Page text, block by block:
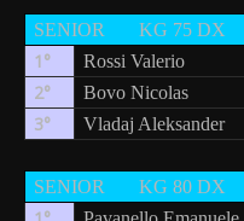
SENIOR KG 75 DX
1° Rossi Valerio
2° Bovo Nicolas
3° Vladaj Aleksander
SENIOR KG 80 DX